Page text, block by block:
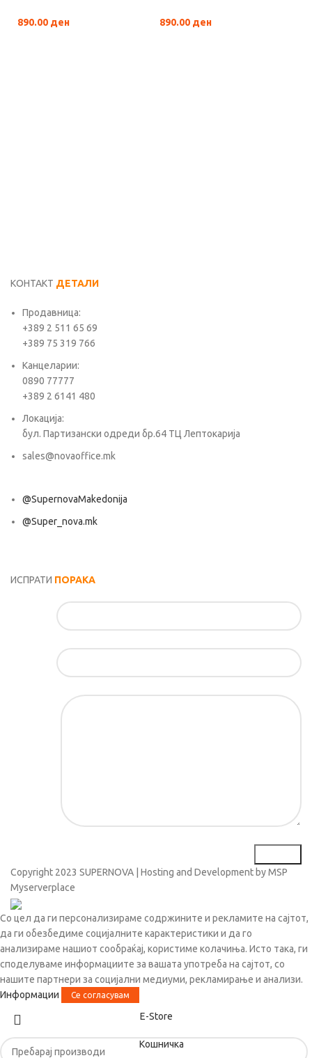
890.00 ден 890.00 ден
КОНТАКТ ДЕТАЛИ
Продавница:
+389 2 511 65 69
+389 75 319 766
Канцеларии:
0890 77777
+389 2 6141 480
Локација:
бул. Партизански одреди бр.64 ТЦ Лептокарија
sales@novaoffice.mk
@SupernovaMakedonija
@Super_nova.mk
ИСПРАТИ ПОРАКА
Copyright 2023 SUPERNOVA | Hosting and Development by MSP
Myserverplace
Со цел да ги персонализираме содржините и рекламите на сајтот,
да ги обезбедиме социјалните карактеристики и да го
анализираме нашиот сообраќај, користиме колачиња. Исто така, ги
споделуваме информациите за вашата употреба на сајтот, со
нашите партнери за социјални медиуми, рекламирање и анализи.
Информации
Се согласувам
Е-Store
Кошничка